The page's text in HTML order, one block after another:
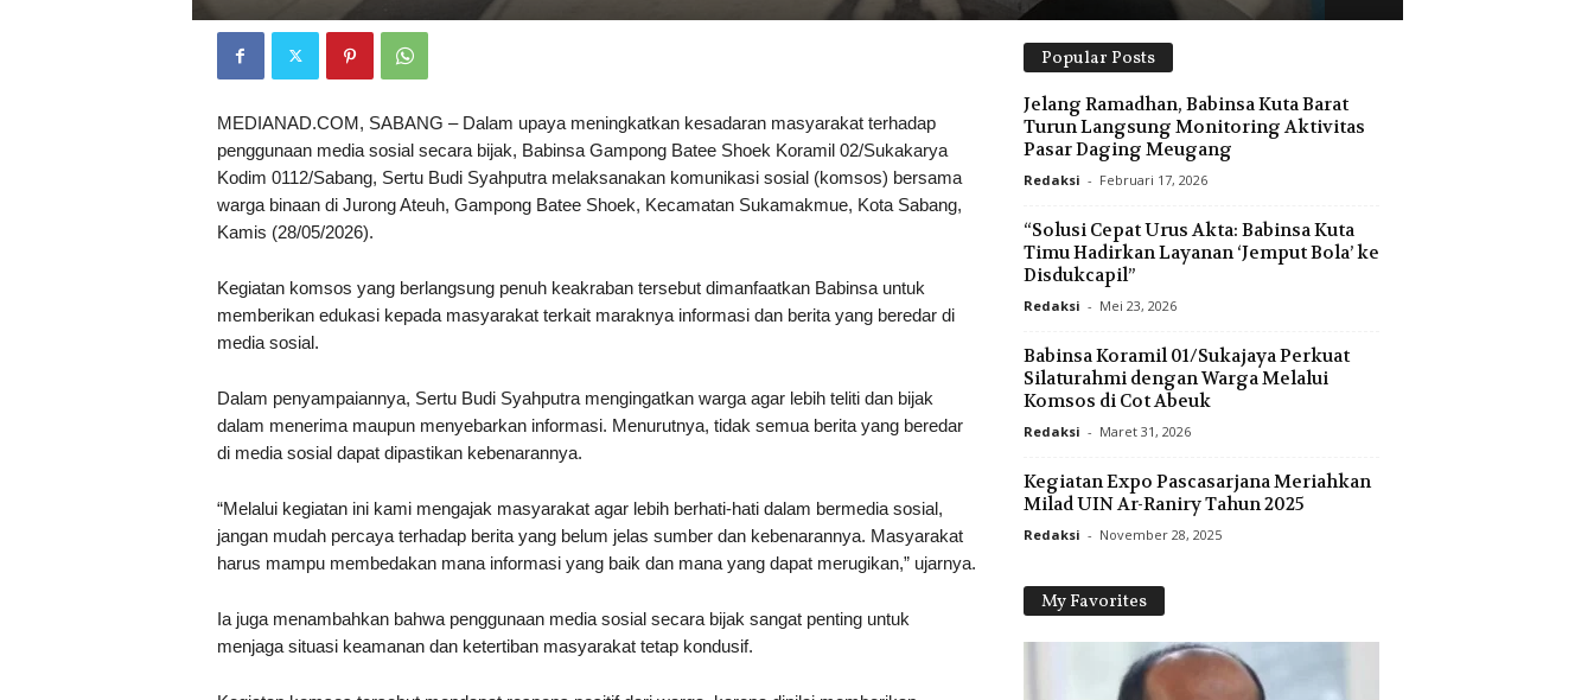
MEDIANAD.COM, SABANG – Dalam upaya meningkatkan kesadaran masyarakat terhadap
penggunaan media sosial secara bijak, Babinsa Gampong Batee Shoek Koramil 02/Sukakarya
Kodim 0112/Sabang, Sertu Budi Syahputra melaksanakan komunikasi sosial (komsos) bersama
warga binaan di Jurong Ateuh, Gampong Batee Shoek, Kecamatan Sukamakmue, Kota Sabang,
Kamis (28/05/2026).
Kegiatan komsos yang berlangsung penuh keakraban tersebut dimanfaatkan Babinsa untuk
memberikan edukasi kepada masyarakat terkait maraknya informasi dan berita yang beredar di
media sosial.
Dalam penyampaiannya, Sertu Budi Syahputra mengingatkan warga agar lebih teliti dan bijak
dalam menerima maupun menyebarkan informasi. Menurutnya, tidak semua berita yang beredar
di media sosial dapat dipastikan kebenarannya.
“Melalui kegiatan ini kami mengajak masyarakat agar lebih berhati-hati dalam bermedia sosial,
jangan mudah percaya terhadap berita yang belum jelas sumber dan kebenarannya. Masyarakat
harus mampu membedakan mana informasi yang baik dan mana yang dapat merugikan,” ujarnya.
Ia juga menambahkan bahwa penggunaan media sosial secara bijak sangat penting untuk
menjaga situasi keamanan dan ketertiban masyarakat tetap kondusif.
Popular Posts
Jelang Ramadhan, Babinsa Kuta Barat
Turun Langsung Monitoring Aktivitas
Pasar Daging Meugang
Redaksi - Februari 17, 2026
“Solusi Cepat Urus Akta: Babinsa Kuta
Timu Hadirkan Layanan ‘Jemput Bola’ ke
Disdukcapil”
Redaksi - Mei 23, 2026
Babinsa Koramil 01/Sukajaya Perkuat
Silaturahmi dengan Warga Melalui
Komsos di Cot Abeuk
Redaksi - Maret 31, 2026
Kegiatan Expo Pascasarjana Meriahkan
Milad UIN Ar-Raniry Tahun 2025
Redaksi - November 28, 2025
My Favorites